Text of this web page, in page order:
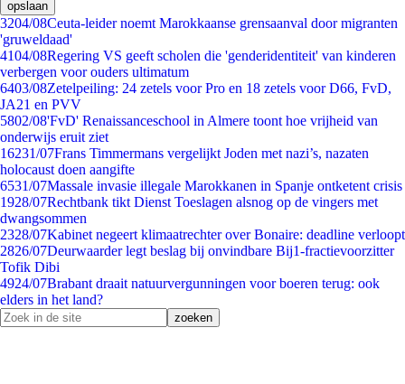
opslaan
3204/08Ceuta-leider noemt Marokkaanse grensaanval door migranten
'gruweldaad'
4104/08Regering VS geeft scholen die 'genderidentiteit' van kinderen
verbergen voor ouders ultimatum
6403/08Zetelpeiling: 24 zetels voor Pro en 18 zetels voor D66, FvD,
JA21 en PVV
5802/08'FvD' Renaissanceschool in Almere toont hoe vrijheid van
onderwijs eruit ziet
16231/07Frans Timmermans vergelijkt Joden met nazi’s, nazaten
holocaust doen aangifte
6531/07Massale invasie illegale Marokkanen in Spanje ontketent crisis
1928/07Rechtbank tikt Dienst Toeslagen alsnog op de vingers met
dwangsommen
2328/07Kabinet negeert klimaatrechter over Bonaire: deadline verloopt
2826/07Deurwaarder legt beslag bij onvindbare Bij1-fractievoorzitter
Tofik Dibi
4924/07Brabant draait natuurvergunningen voor boeren terug: ook
elders in het land?